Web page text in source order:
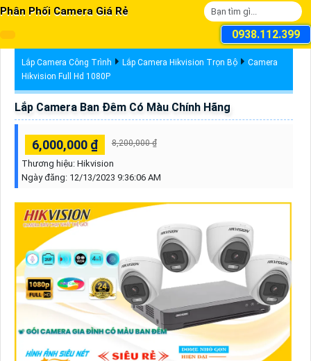
Phân Phối Camera Giá Rẻ
0938.112.399
Lắp Camera Công Trình Lắp Camera Hikvision Trọn Bộ
Camera
Hikvision Full Hd 1080P
Lắp Camera Ban Đêm Có Màu Chính Hãng
6,000,000 ₫ 8,200,000 ₫
Thương hiệu: Hikvision
Ngày đăng: 12/13/2023 9:36:06 AM